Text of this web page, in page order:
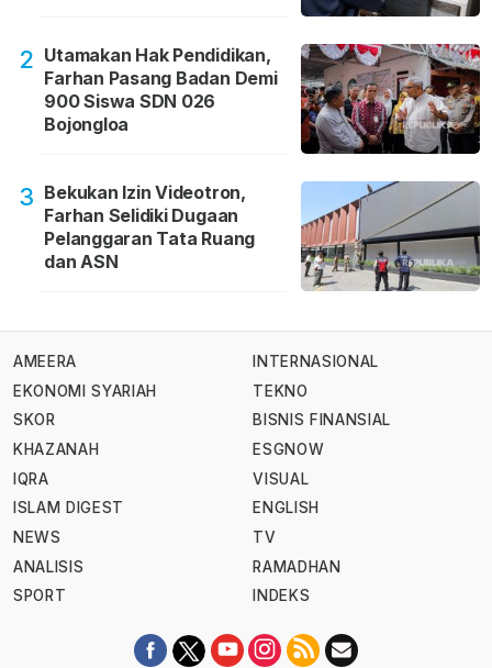
2 Utamakan Hak Pendidikan,
Farhan Pasang Badan Demi
900 Siswa SDN 026
Bojongloa
3 Bekukan Izin Videotron,
Farhan Selidiki Dugaan
Pelanggaran Tata Ruang
dan ASN
AMEERA
EKONOMI SYARIAH
SKOR
KHAZANAH
IQRA
ISLAM DIGEST
NEWS
ANALISIS
SPORT
INTERNASIONAL
TEKNO
BISNIS FINANSIAL
ESGNOW
VISUAL
ENGLISH
TV
RAMADHAN
INDEKS